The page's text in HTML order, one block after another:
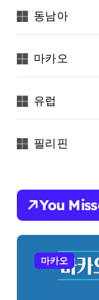
동남아
마카오
유럽
필리핀
You
마카오